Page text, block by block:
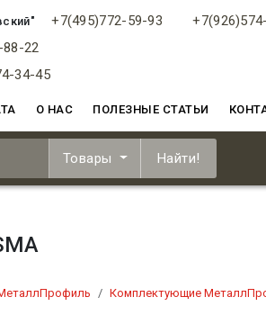
+7(495)772-59-93
88-22
34-45
О НАС ПОЛЕЗНЫЕ СТАТЬИ
Товары Найти!
Комплектующие